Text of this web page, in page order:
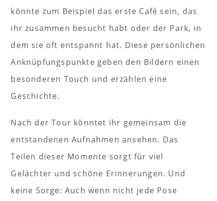
könnte zum Beispiel das erste Café sein, das
ihr zusammen besucht habt oder der Park, in
dem sie oft entspannt hat. Diese persönlichen
Anknüpfungspunkte geben den Bildern einen
besonderen Touch und erzählen eine
Geschichte.
Nach der Tour könntet ihr gemeinsam die
entstandenen Aufnahmen ansehen. Das
Teilen dieser Momente sorgt für viel
Gelächter und schöne Erinnerungen. Und
keine Sorge: Auch wenn nicht jede Pose